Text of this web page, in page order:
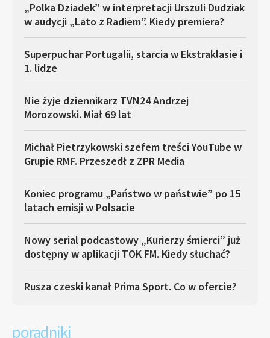
„Polka Dziadek” w interpretacji Urszuli Dudziak
w audycji „Lato z Radiem”. Kiedy premiera?
Superpuchar Portugalii, starcia w Ekstraklasie i
1. lidze
Nie żyje dziennikarz TVN24 Andrzej
Morozowski. Miał 69 lat
Michał Pietrzykowski szefem treści YouTube w
Grupie RMF. Przeszedł z ZPR Media
Koniec programu „Państwo w państwie” po 15
latach emisji w Polsacie
Nowy serial podcastowy „Kurierzy śmierci” już
dostępny w aplikacji TOK FM. Kiedy słuchać?
Rusza czeski kanał Prima Sport. Co w ofercie?
poradniki